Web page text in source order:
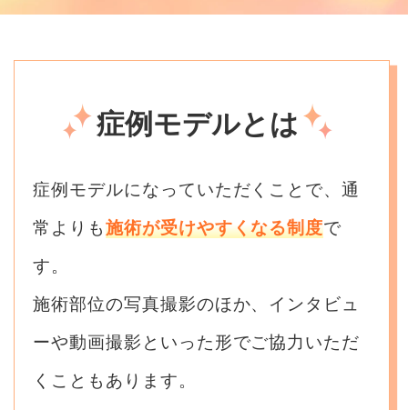
症例モデルとは
症例モデルになっていただくことで、通
常よりも施術が受けやすくなる制度で
す。
施術部位の写真撮影のほか、インタビュ
ーや動画撮影といった形でご協力いただ
くこともあります。